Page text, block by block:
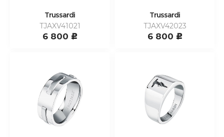
Trussardi
TJAXV41021
6 800 c
Trussardi
TJAXV42023
6 800 c